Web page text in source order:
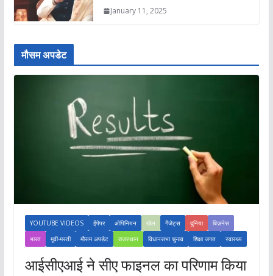
January 11, 2025
मौसम अपडेट
YOUTUBE VIDEOS ईपेपर ओपिनियन खेल गैजेट्स दुनिया
बिज़नेस
भारत
मूवी-मस्ती मौसम अपडेट राजस्थान विधानसभा चुनाव शिक्षा जगत स्वास्थ्य
आईसीएआई ने सीए फाइनल का परिणाम किया